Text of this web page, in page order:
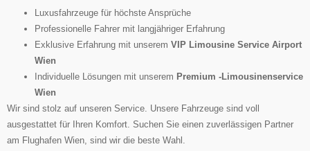
Luxusfahrzeuge für höchste Ansprüche
Professionelle Fahrer mit langjähriger Erfahrung
Exklusive Erfahrung mit unserem VIP Limousine Service Airport
Wien
Individuelle Lösungen mit unserem Premium -Limousinenservice
Wien
Wir sind stolz auf unseren Service. Unsere Fahrzeuge sind voll
ausgestattet für Ihren Komfort. Suchen Sie einen zuverlässigen Partner
am Flughafen Wien, sind wir die beste Wahl.